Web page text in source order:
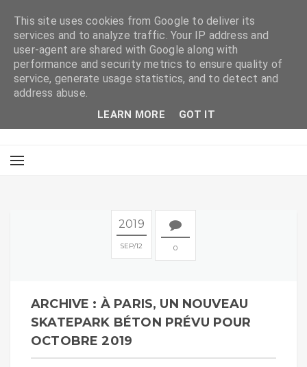
2019
SEP 12 0
ARCHIVE : À PARIS, UN NOUVEAU
SKATEPARK BÉTON PRÉVU POUR
OCTOBRE 2019
This site uses cookies from Google to deliver its
services and to analyze traffic. Your IP address and
user-agent are shared with Google along with
performance and security metrics to ensure quality of
service, generate usage statistics, and to detect and
address abuse.
LEARN MORE GOT IT